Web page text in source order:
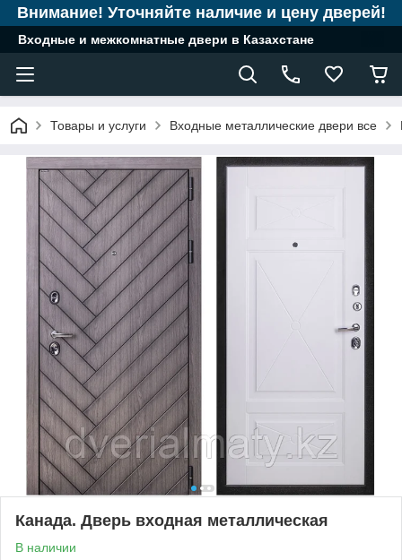
Внимание! Уточняйте наличие и цену дверей!
Входные и межкомнатные двери в Казахстане
Товары и услуги Входные металлические двери все
Канада. Дверь входная металлическая
В наличии